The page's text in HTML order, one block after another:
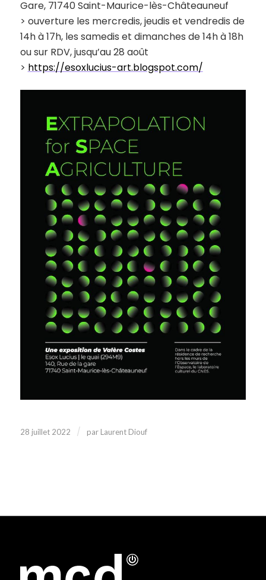
Gare, 71740 Saint-Maurice-lès-Châteauneuf
> ouverture les mercredis, jeudis et vendredis de
14h à 17h, les samedis et dimanches de 14h à 18h
ou sur RDV, jusqu’au 28 août
> https://esoxlucius-art.blogspot.com/
28 juillet 2022 / par Laurent Diouf